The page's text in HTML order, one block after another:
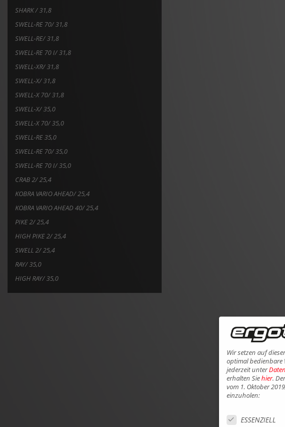
SHARK / 31,8
SWELL-RE 70/ 31,8
SWELL-RE/ 31,8
SWELL-RE 70 I/ 31,8
SWELL-XR/ 31,8
SWELL-X/ 31,8
SWELL-X 70/ 31,8
SWELL-X/ 35,0
SWELL-X 70/ 35,0
SWELL-RE 35,0
SWELL-RE 70/ 35,0
SWELL-RE 70 I/ 35,0
CRAB 2/ 25,4
KOBRA VARIO AHEAD/ 25,4
KOBRA VARIO AHEAD 40/ 25,4
PIKE 2/ 25,4
HIGH PIKE 2/ 25,4
SWELL 2/ 25,4
RAY/ 35,0
HIGH RAY/ 35,0
Wir setzen auf
optimal bedienbare
jederzeit unter
erhalten Siehier.
vom 1. Oktober
einzuholen:
ESSENZIELL